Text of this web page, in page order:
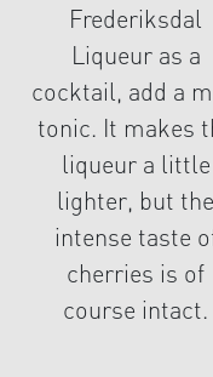
Frederiksdal
Liqueur as a
cocktail, add a
tonic. It makes
liqueur a little
lighter, but the
intense taste
cherries is of
course intact.